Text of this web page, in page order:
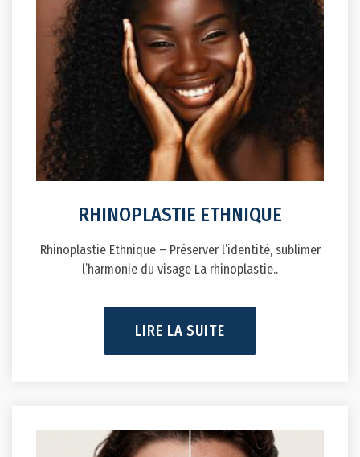
RHINOPLASTIE ETHNIQUE
Rhinoplastie Ethnique – Préserver l’identité, sublimer
l’harmonie du visage La rhinoplastie..
LIRE LA SUITE